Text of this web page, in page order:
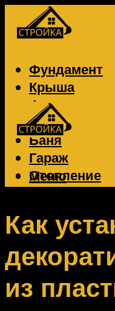
Фундамент
Крыша
Фасад
Забор
Баня
Гараж
Отопление
Вентиляция
Меню
Меню
Как
из